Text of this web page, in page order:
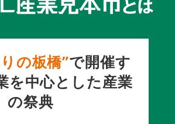
の板橋”で開催す
を中心とした産業
の祭典